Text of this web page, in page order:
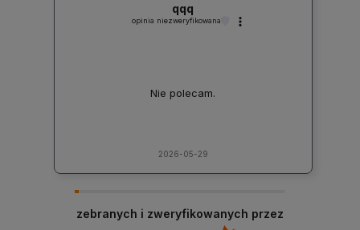
qqq
opinia niezweryfikowana
Nie polecam.
2026-05-29
zebranych i zweryfikowanych przez